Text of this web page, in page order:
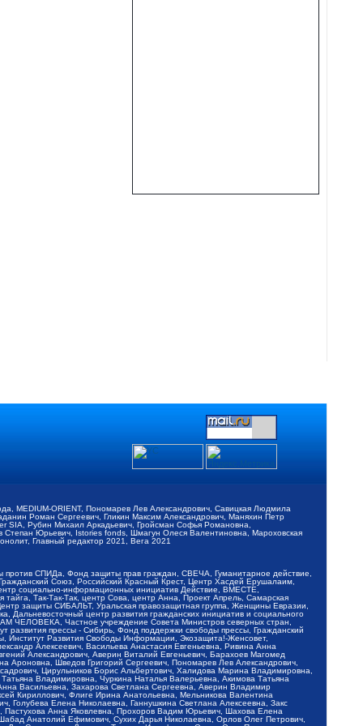
MEDIUM-ORIENT, Пономарев Лев Александрович, Савицкая Людмила
Роман Сергеевич, Гликин Максим Александрович, Маняхин Петр
Рубин Михаил Аркадьевич, Гройсман Софья Романовна,
Юрьевич, Istories fonds, Шмагун Олеся Валентиновна, Мароховская
Главный редактор 2021, Вега 2021
СПИДа, Фонд защиты прав граждан, СВЕЧА, Гуманитарное действие,
Союз, Российский Красный Крест, Центр Хасдей Ерушалаим,
социально-информационных инициатив Действие, ВМЕСТЕ,
Так-Так-Так, центр Сова, центр Анна, Проект Апрель, Самарская
защиты СИБАЛЬТ, Уральская правозащитная группа, Женщины Евразии,
Дальневосточный центр развития гражданских инициатив и социального
ЧЕЛОВЕКА, Частное учреждение Совета Министров северных стран,
прессы - Сибирь, Фонд поддержки свободы прессы, Гражданский
Институт Развития Свободы Информации, Экозащита!-Женсовет,
Алексеевич, Васильева Анастасия Евгеньевна, Ривина Анна
Александрович, Аверин Виталий Евгеньевич, Барахоев Магомед
Шведов Григорий Сергеевич, Пономарев Лев Александрович,
Цирульников Борис Альбертович, Халидова Марина Владимировна,
Владимировна, Чуркина Наталья Валерьевна, Акимова Татьяна
Васильевна, Захарова Светлана Сергеевна, Аверин Владимир
Кириллович, Флиге Ирина Анатольевна, Мельникова Валентина
Елена Николаевна, Ганнушкина Светлана Алексеевна, Закс
Анна Яковлевна, Прохоров Вадим Юрьевич, Шахова Елена
Анатолий Ефимович, Сухих Дарья Николаевна, Орлов Олег Петрович,